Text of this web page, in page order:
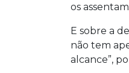
os
E sobre a
não tem
alcance”,